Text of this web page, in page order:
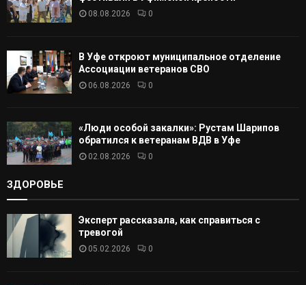
08.08.2026 0
В Уфе откроют муниципальное отделение
Ассоциации ветеранов СВО
06.08.2026 0
«Люди особой закалки»: Рустам Шарипов
обратился к ветеранам ВДВ в Уфе
02.08.2026 0
ЗДОРОВЬЕ
Эксперт рассказала, как справиться с
тревогой
05.02.2026 0